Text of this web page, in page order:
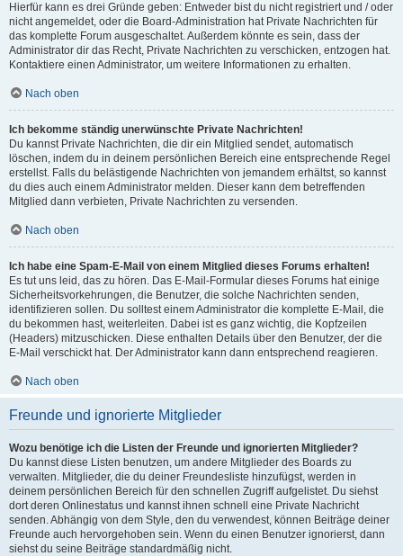
Hierfür kann es drei Gründe geben: Entweder bist du nicht registriert und / oder
nicht angemeldet, oder die Board-Administration hat Private Nachrichten für
das komplette Forum ausgeschaltet. Außerdem könnte es sein, dass der
Administrator dir das Recht, Private Nachrichten zu verschicken, entzogen hat.
Kontaktiere einen Administrator, um weitere Informationen zu erhalten.
Nach oben
Ich bekomme ständig unerwünschte Private Nachrichten!
Du kannst Private Nachrichten, die dir ein Mitglied sendet, automatisch
löschen, indem du in deinem persönlichen Bereich eine entsprechende Regel
erstellst. Falls du belästigende Nachrichten von jemandem erhältst, so kannst
du dies auch einem Administrator melden. Dieser kann dem betreffenden
Mitglied dann verbieten, Private Nachrichten zu versenden.
Nach oben
Ich habe eine Spam-E-Mail von einem Mitglied dieses Forums erhalten!
Es tut uns leid, das zu hören. Das E-Mail-Formular dieses Forums hat einige
Sicherheitsvorkehrungen, die Benutzer, die solche Nachrichten senden,
identifizieren sollen. Du solltest einem Administrator die komplette E-Mail, die
du bekommen hast, weiterleiten. Dabei ist es ganz wichtig, die Kopfzeilen
(Headers) mitzuschicken. Diese enthalten Details über den Benutzer, der die
E-Mail verschickt hat. Der Administrator kann dann entsprechend reagieren.
Nach oben
Freunde und ignorierte Mitglieder
Wozu benötige ich die Listen der Freunde und ignorierten Mitglieder?
Du kannst diese Listen benutzen, um andere Mitglieder des Boards zu
verwalten. Mitglieder, die du deiner Freundesliste hinzufügst, werden in
deinem persönlichen Bereich für den schnellen Zugriff aufgelistet. Du siehst
dort deren Onlinestatus und kannst ihnen schnell eine Private Nachricht
senden. Abhängig von dem Style, den du verwendest, können Beiträge deiner
Freunde auch hervorgehoben sein. Wenn du einen Benutzer ignorierst, dann
siehst du seine Beiträge standardmäßig nicht.